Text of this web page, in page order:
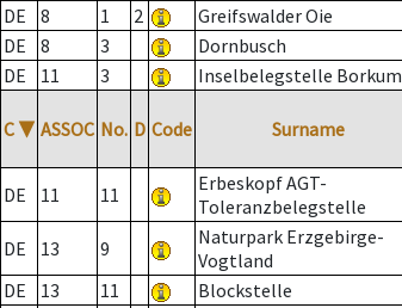
DE
8 1 2 Greifswalder Oie
DE
8 3 Dornbusch
DE
11 3 Inselbelegstelle Borkum
C ▼ ASSOC No. D Code Surname
DE 11 11
Erbeskopf AGT-
Toleranzbelegstelle
DE 13 9
Naturpark Erzgebirge-
Vogtland
DE
13 11 Blockstelle